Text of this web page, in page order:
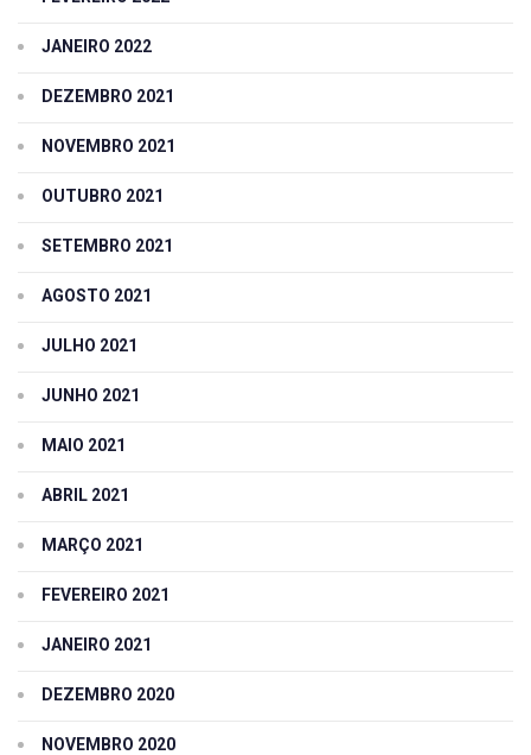
JANEIRO 2022
DEZEMBRO 2021
NOVEMBRO 2021
OUTUBRO 2021
SETEMBRO 2021
AGOSTO 2021
JULHO 2021
JUNHO 2021
MAIO 2021
ABRIL 2021
MARÇO 2021
FEVEREIRO 2021
JANEIRO 2021
DEZEMBRO 2020
NOVEMBRO 2020